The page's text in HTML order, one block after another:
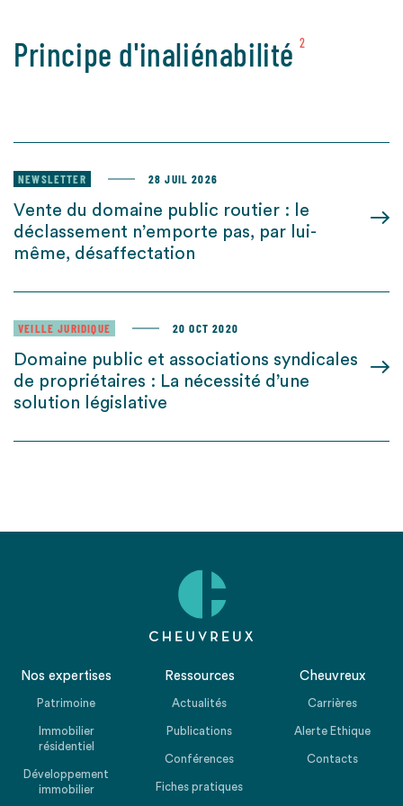
Principe d'inaliénabilité 2
NEWSLETTER 28 JUIL 2026
Vente du domaine public routier : le
déclassement n’emporte pas, par lui-
même, désaffectation
VEILLE JURIDIQUE 20 OCT 2020
Domaine public et associations syndicales
de propriétaires : La nécessité d’une
solution législative
Nos expertises
Patrimoine
Immobilier
résidentiel
Développement
immobilier
Ressources
Actualités
Publications
Conférences
Fiches pratiques
Cheuvreux
Carrières
Alerte Ethique
Contacts